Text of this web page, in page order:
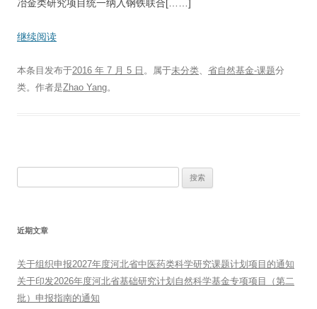
冶金类研究项目统一纳入钢铁联合[……]
继续阅读
本条目发布于2016 年 7 月 5 日 。属于未分类、 省自然基金-课题分
类。 作者是Zhao Yang。
近期文章
关于组织申报2027年度河北省中医药类科学研究课题计划项目的通知
关于印发2026年度河北省基础研究计划自然科学基金专项项目（第二
批）申报指南的通知